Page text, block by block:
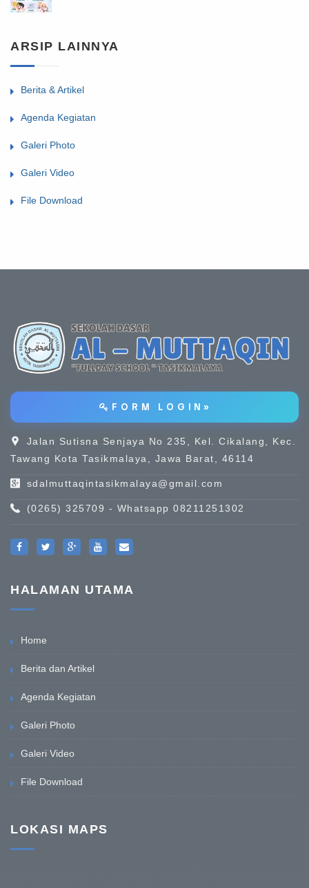
ARSIP LAINNYA
Berita & Artikel
Agenda Kegiatan
Galeri Photo
Galeri Video
File Download
F O R M L O G I N »
Jalan Sutisna Senjaya No 235, Kel. Cikalang, Kec.
Tawang Kota Tasikmalaya, Jawa Barat, 46114
sdalmuttaqintasikmalaya@gmail.com
(0265) 325709 - Whatsapp 08211251302
HALAMAN UTAMA
Home
Berita dan Artikel
Agenda Kegiatan
Galeri Photo
Galeri Video
File Download
LOKASI MAPS